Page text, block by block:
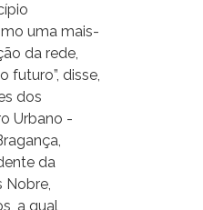
uma mais-
da rede,
futuro”, disse,
dos
Urbano -
da
Nobre,
a qual